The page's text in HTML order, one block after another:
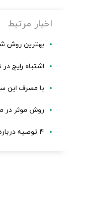
اخبار مرتبط
بهترین روش
اشتباه رایج
با مصرف این
روش موثر در
۴ توصیه درباره مصرف سبزیجات